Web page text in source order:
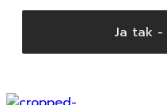
Ja tak -